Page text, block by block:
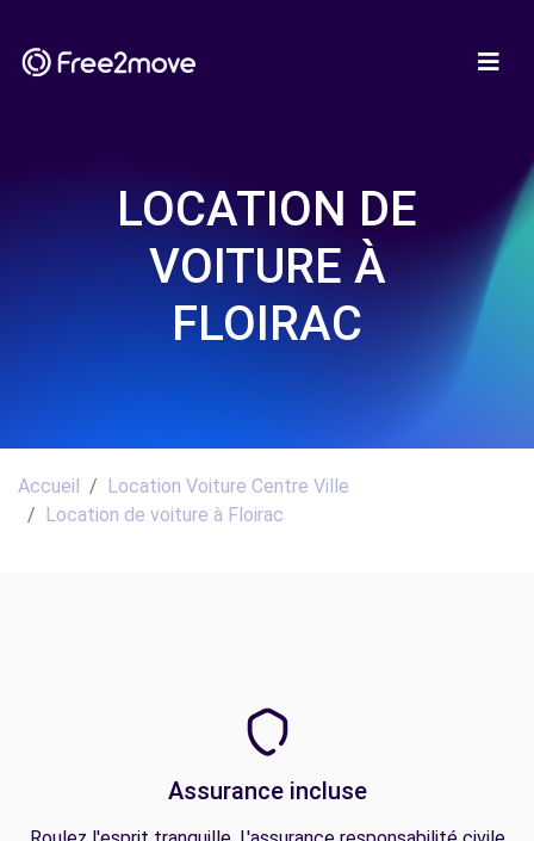
LOCATION DE
VOITURE À
FLOIRAC
Accueil
Location Voiture Centre Ville
Location de voiture à Floirac
Assurance incluse